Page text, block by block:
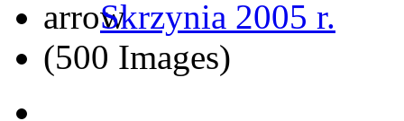
Skrzynia 2005 r.
(500 Images)